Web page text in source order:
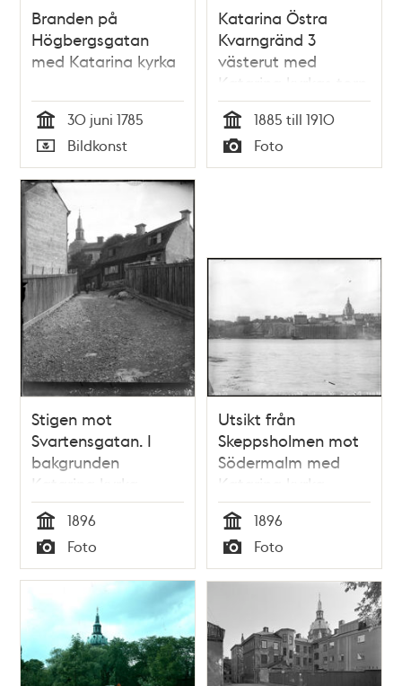
Branden på
Högbergsgatan
med Katarina kyrka
Tid
30 juni 1785
Typ
Bildkonst
Katarina Östra
Kvarngränd 3
västerut med
Katarina kyrkas torn
i fonden. Nuv.
Sandbacksgatan 5
Tid
1885 till 1910
Typ
Foto
Stigen mot
Svartensgatan. I
bakgrunden
Katarina kyrka
Tid
1896
Typ
Foto
Utsikt från
Skeppsholmen mot
Södermalm med
Katarina kyrka
Tid
1896
Typ
Foto